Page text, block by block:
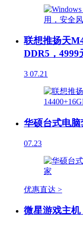
联想推扬天
DDR5，4999
3 07.21
华硕台式电脑
07.23
优惠直达 >
微星游戏主